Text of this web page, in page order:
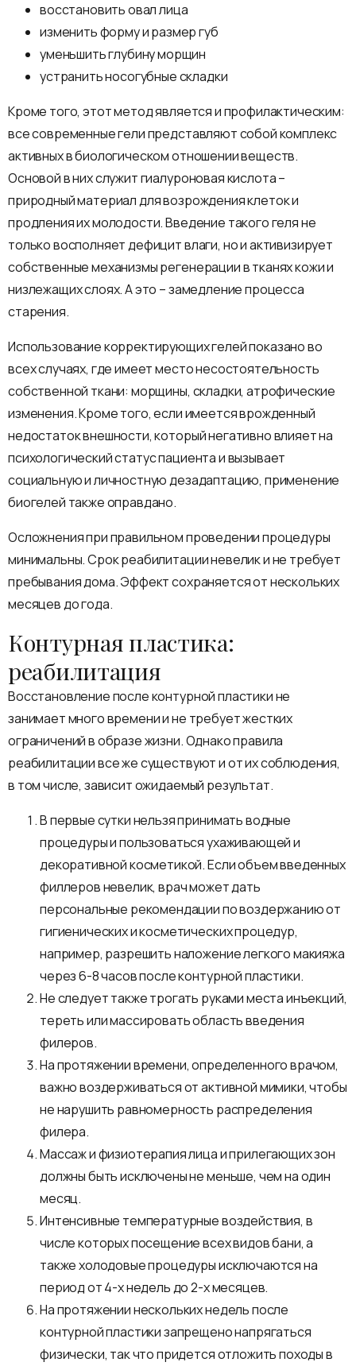
восстановить овал лица
изменить форму и размер губ
уменьшить глубину морщин
устранить носогубные складки
Кроме того, этот метод является и профилактическим:
все современные гели представляют собой комплекс
активных в биологическом отношении веществ.
Основой в них служит гиалуроновая кислота –
природный материал для возрождения клеток и
продления их молодости. Введение такого геля не
только восполняет дефицит влаги, но и активизирует
собственные механизмы регенерации в тканях кожи и
низлежащих слоях. А это – замедление процесса
старения.
Использование корректирующих гелей показано во
всех случаях, где имеет место несостоятельность
собственной ткани: морщины, складки, атрофические
изменения. Кроме того, если имеется врожденный
недостаток внешности, который негативно влияет на
психологический статус пациента и вызывает
социальную и личностную дезадаптацию, применение
биогелей также оправдано.
Осложнения при правильном проведении процедуры
минимальны. Срок реабилитации невелик и не требует
пребывания дома. Эффект сохраняется от нескольких
месяцев до года.
Контурная пластика:
реабилитация
Восстановление после контурной пластики не
занимает много времени и не требует жестких
ограничений в образе жизни. Однако правила
реабилитации все же существуют и от их соблюдения,
в том числе, зависит ожидаемый результат.
В первые сутки нельзя принимать водные
процедуры и пользоваться ухаживающей и
декоративной косметикой. Если объем введенных
филлеров невелик, врач может дать
персональные рекомендации по воздержанию от
гигиенических и косметических процедур,
например, разрешить наложение легкого макияжа
через 6-8 часов после контурной пластики.
Не следует также трогать руками места инъекций,
тереть или массировать область введения
филеров.
На протяжении времени, определенного врачом,
важно воздерживаться от активной мимики, чтобы
не нарушить равномерность распределения
филера.
Массаж и физиотерапия лица и прилегающих зон
должны быть исключены не меньше, чем на один
месяц.
Интенсивные температурные воздействия, в
числе которых посещение всех видов бани, а
также холодовые процедуры исключаются на
период от 4-х недель до 2-х месяцев.
На протяжении нескольких недель после
контурной пластики запрещено напрягаться
физически, так что придется отложить походы в